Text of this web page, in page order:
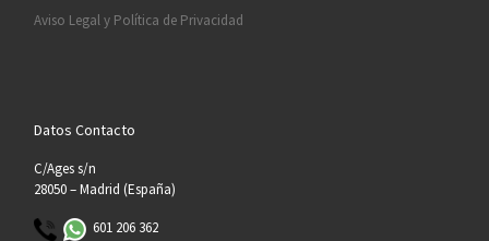
Aviso Legal y Política de Privacidad
Datos Contacto
C/Ages s/n
28050 – Madrid (España)
601 206 362